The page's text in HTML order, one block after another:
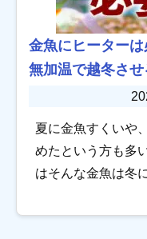
金魚にヒーター
無加温で越冬させ
夏に金魚すくいや
めたという方も多
はそんな金魚は冬
の低下ですね。 今